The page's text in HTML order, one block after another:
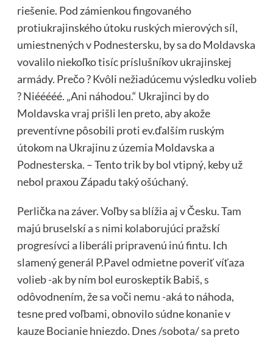
riešenie. Pod zámienkou fingovaného
protiukrajinského útoku ruských mierových síl,
umiestnených v Podnestersku, by sa do Moldavska
vovalilo niekoľko tisíc príslušníkov ukrajinskej
armády. Prečo ? Kvôli nežiadúcemu výsledku volieb
? Niééééé. „Ani náhodou.“ Ukrajinci by do
Moldavska vraj prišli len preto, aby akože
preventívne pôsobili proti ev.ďalším ruským
útokom na Ukrajinu z územia Moldavska a
Podnesterska. – Tento trik by bol vtipný, keby už
nebol praxou Západu taký ošúchaný.
Perlička na záver. Voľby sa blížia aj v Česku. Tam
majú bruselskí a s nimi kolaborujúci pražskí
progresívci a liberáli pripravenú inú fintu. Ich
slamený generál P.Pavel odmietne poveriť víťaza
volieb -ak by ním bol euroskeptik Babiš, s
odôvodnením, že sa voči nemu -aká to náhoda,
tesne pred voľbami, obnovilo súdne konanie v
kauze Bocianie hniezdo. Dnes /sobota/ sa preto